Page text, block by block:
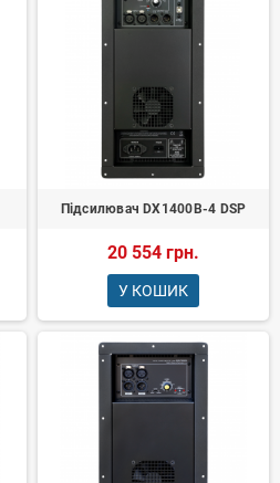
Підсилювач DX1400B-4 DSP
20 554 грн.
У КОШИК